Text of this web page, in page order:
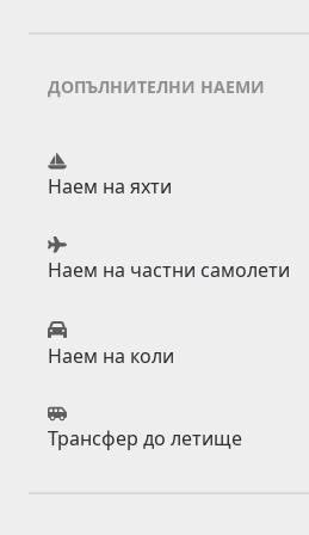
ДОПЪЛНИТЕЛНИ НАЕМИ
Наем на яхти
Наем на частни самолети
Наем на коли
Трансфер до летище